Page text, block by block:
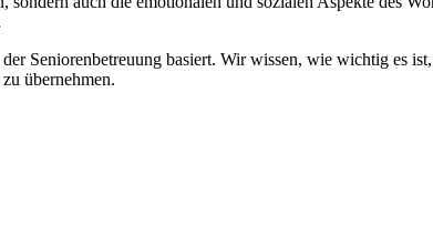
Seniorenbetreuung basiert. Wir wissen, wie wichtig es
übernehmen.